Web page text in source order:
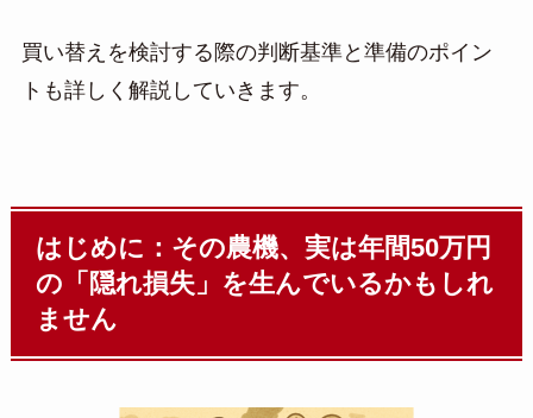
買い替えを検討する際の判断基準と準備のポイン
トも詳しく解説していきます。
はじめに：その農機、実は年間50万円
の「隠れ損失」を生んでいるかもしれ
ません